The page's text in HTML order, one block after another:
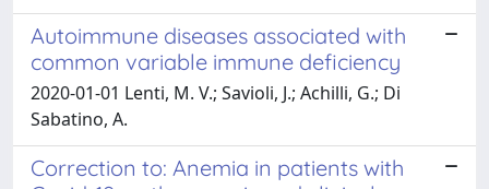
Autoimmune diseases associated with
common variable immune deficiency
2020-01-01 Lenti, M. V.; Savioli, J.; Achilli, G.; Di
Sabatino, A.
Correction to: Anemia in patients with